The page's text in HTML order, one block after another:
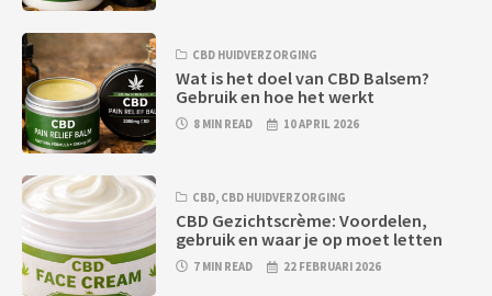
CBD HUIDVERZORGING
Wat is het doel van CBD Balsem?
Gebruik en hoe het werkt
8 MIN READ 10 APRIL 2026
CBD, CBD HUIDVERZORGING
CBD Gezichtscrème: Voordelen,
gebruik en waar je op moet letten
7 MIN READ 22 FEBRUARI 2026